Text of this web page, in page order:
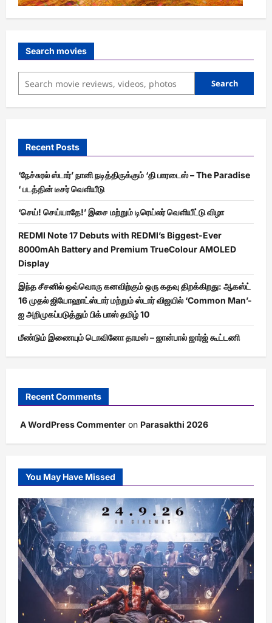
Search movies
Search
Recent Posts
‘நேச்சுரல் ஸ்டார்’ நானி நடித்திருக்கும் ‘தி பாரடைஸ் – The Paradise
‘ படத்தின் டீசர் வெளியீடு
‘செய்! செய்யாதே!’ இசை மற்றும் டிரெய்லர் வெளியீட்டு விழா
REDMI Note 17 Debuts with REDMI’s Biggest-Ever
8000mAh Battery and Premium TrueColour AMOLED
Display
இந்த சீசனில் ஒவ்வொரு கனவிற்கும் ஒரு கதவு திறக்கிறது: ஆகஸ்ட்
16 முதல் ஜியோஹாட்ஸ்டார் மற்றும் ஸ்டார் விஜயில் ‘Common Man’-
ஐ அறிமுகப்படுத்தும் பிக் பாஸ் தமிழ் 10
மீண்டும் இணையும் டொவினோ தாமஸ் – ஜான்பால் ஜார்ஜ் கூட்டணி
Recent Comments
A WordPress Commenter on Parasakthi 2026
You May Have Missed